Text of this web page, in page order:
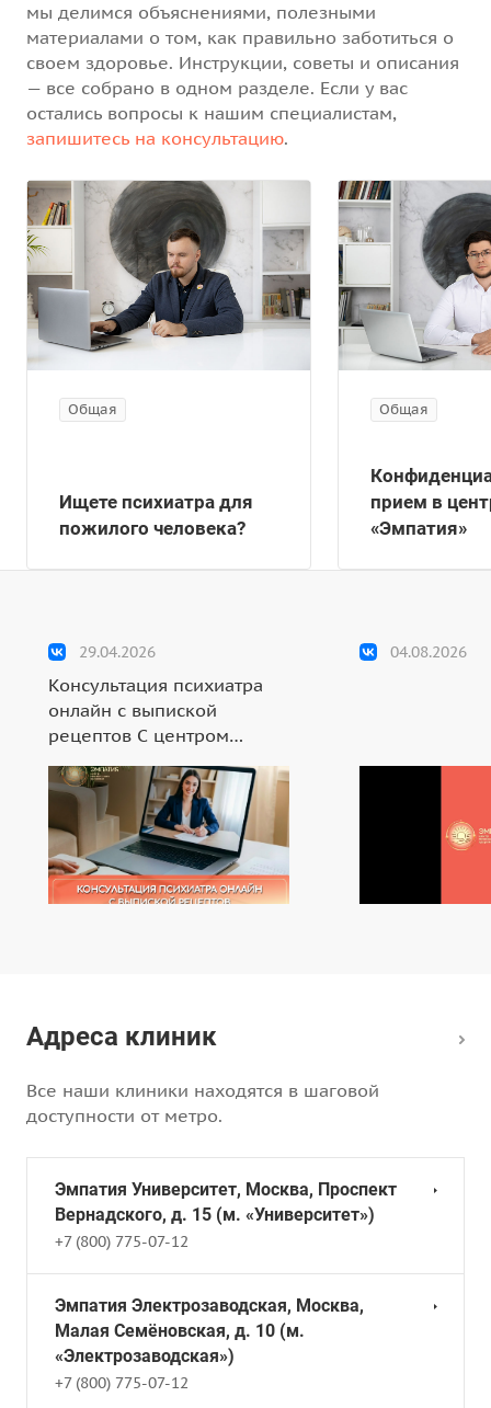
мы делимся объяснениями, полезными
материалами о том, как правильно заботиться о
своем здоровье. Инструкции, советы и описания
— все собрано в одном разделе. Если у вас
остались вопросы к нашим специалистам,
запишитесь на консультацию.
Общая
Ищете психиатра для
пожилого человека?
Общая
прием в
«Эмпатия»
29.04.2026
Консультация психиатра
онлайн с выпиской
рецептов С центром
ментального здоровья
«Эмпатия» вам больше не
нужно тратить время на
очное посещение
специалиста или искать
редкого профессионала в
итогам онлайн-приемов
доставкой к вам
транспортной компанией.
https://empathycenter.ru/news/konsultatsiya-
psikhiatra-onlayn-s-
vypiskoy-retseptov/
Дистанционные приемы
которое позволит вам
получить
квалифицированную
медицинскую помощь из
04.08.2026
Адреса клиник
Все наши клиники находятся в шаговой
доступности от метро.
Эмпатия Университет, Москва, Проспект
Вернадского, д. 15 (м. «Университет»)
+7 (800) 775-07-12
Эмпатия Электрозаводская, Москва,
Малая Семёновская, д. 10 (м.
«Электрозаводская»)
+7 (800) 775-07-12